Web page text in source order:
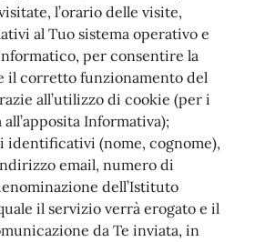
l’orario delle visite,
al Tuo sistema operativo e
per consentire la
il corretto funzionamento del
all’utilizzo di cookie (per i
Informativa);
identificativi (nome, cognome),
email, numero di
dell’Istituto
il servizio verrà erogato e il
da Te inviata, in